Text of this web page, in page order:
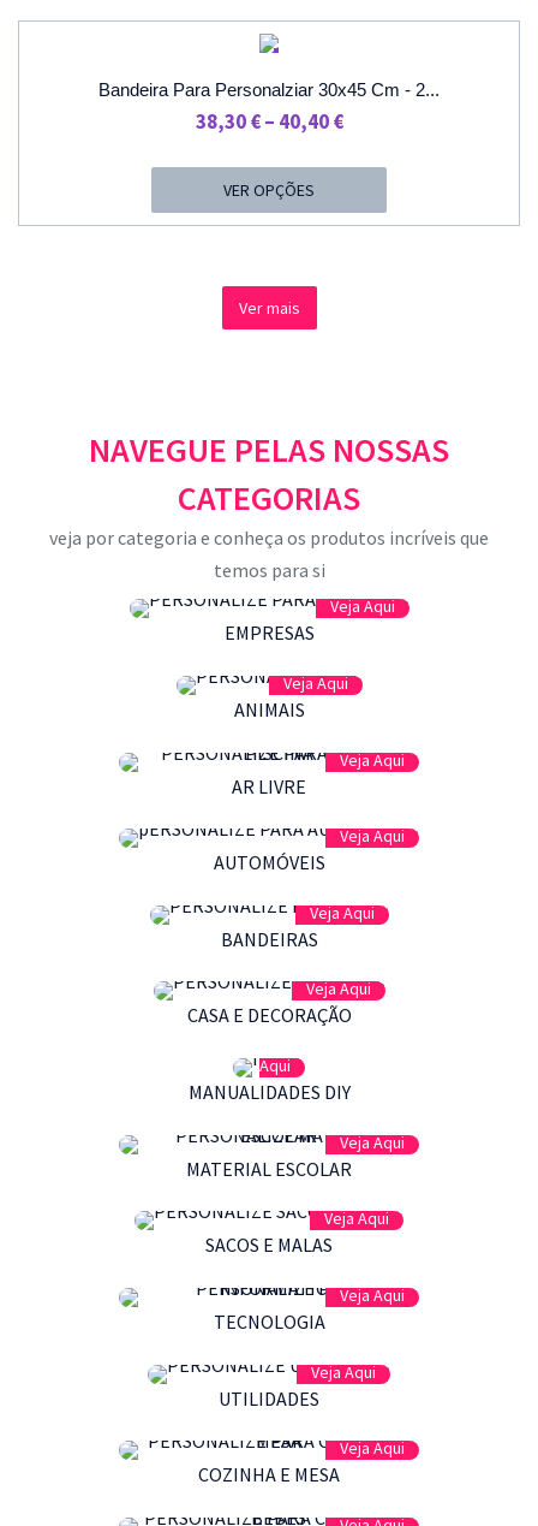
59,20 €.54,10 €.
Bandeira Para Personalziar 30x45 Cm - 2...
38,30€ – 40,40€Price
Through
VER OPÇÕES
Ver mais
NAVEGUE PELAS NOSSAS
CATEGORIAS
veja por categoria e conheça os produtos incríveis que
temos para si
Veja Aqui
EMPRESAS
Veja Aqui
ANIMAIS
Veja Aqui
AR LIVRE
Veja Aqui
AUTOMÓVEIS
Veja Aqui
BANDEIRAS
Veja Aqui
CASA E DECORAÇÃO
Aqui
MANUALIDADES DIY
Veja Aqui
MATERIAL ESCOLAR
Veja Aqui
SACOS E MALAS
Veja Aqui
TECNOLOGIA
Veja Aqui
UTILIDADES
Veja Aqui
COZINHA E MESA